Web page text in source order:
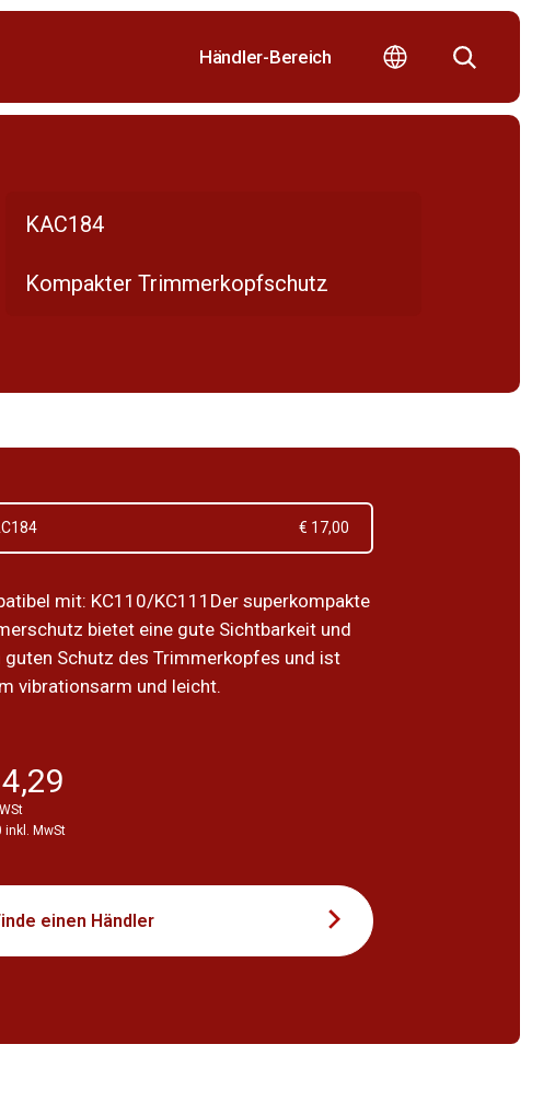
Händler-Bereich
KAC184
Kompakter Trimmerkopfschutz
€ 17,00
mit: KC110/KC111Der superkompakte
bietet eine gute Sichtbarkeit und
guten Schutz des Trimmerkopfes und ist
vibrationsarm und leicht.
inkl. MwSt
einen Händler